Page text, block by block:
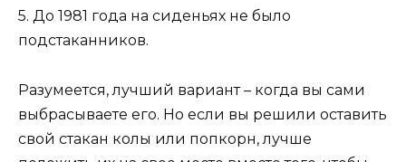
5. До 1981 года на сиденьях не было
подстаканников.
Разумеется, лучший вариант – когда вы сами
выбрасываете его. Но если вы решили оставить
свой стакан колы или попкорн, лучше